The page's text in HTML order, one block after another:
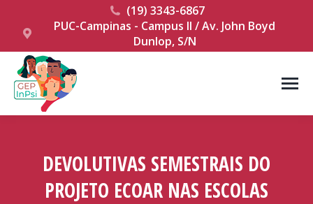
(19) 3343-6867
PUC-Campinas - Campus II / Av. John Boyd
Dunlop, S/N
DEVOLUTIVAS SEMESTRAIS DO
PROJETO ECOAR NAS ESCOLAS